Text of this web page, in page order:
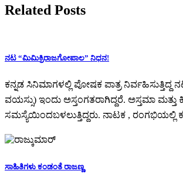
Related Posts
ನಟ “ಮಿಮಿಕ್ರಿರಾಜಗೋಪಾಲ” ನಿಧನ!
ಕನ್ನಡ ಸಿನಿಮಾಗಳಲ್ಲಿ ಪೋಷಕ ಪಾತ್ರ ನಿರ್ವಹಿಸುತ್ತಿದ್ದ
ವಯಸ್ಸು) ಇಂದು ಅಸ್ತಂಗತರಾಗಿದ್ದರೆ. ಅಸ್ತಮಾ ಮತ್ತು
ಸಮಸ್ಯೆಯಿಂದಬಳಲುತ್ತಿದ್ದರು. ನಾಟಕ , ರಂಗಭಿಯಲ್ಲಿ
ಸಾಹಿತಿಗಳು ಕಂಡಂತೆ ರಾಜಣ್ಣ